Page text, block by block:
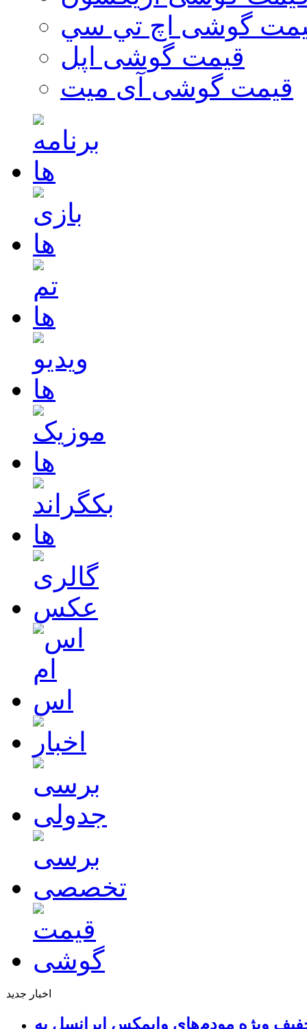
گوشی اچ تي سي
قیمت گوشی اپل
قیمت گوشی آی میت
اخبار جدید
ویژه مودم‌های وایمکس ایرانسل به